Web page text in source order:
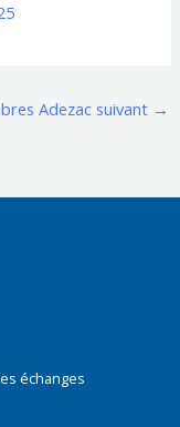
Adezac suivant →
échanges